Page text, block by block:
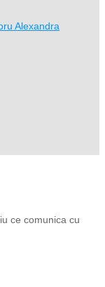
Alexandra
ce comunica cu